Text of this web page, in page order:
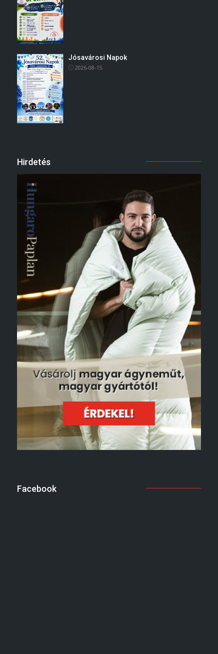
Jósavárosi Napok
2026-08-15
Hirdetés
Facebook